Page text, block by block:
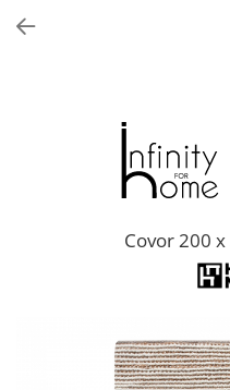
Biblioteci și rafturi
Masute auxiliare
Masute de cafea
Covor 200 x